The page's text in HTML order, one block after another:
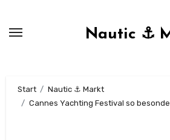
Nautic ⚓
Start
Nautic ⚓ Markt
Cannes Yachting Festival so